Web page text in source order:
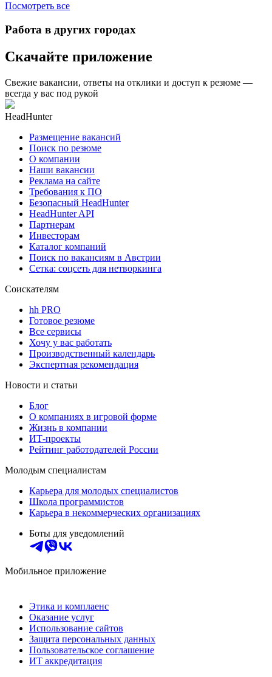
Посмотреть все
Работа в других городах
Скачайте приложение
Свежие вакансии, ответы на отклики и доступ к резюме —
всегда у вас под рукой
HeadHunter
Размещение вакансий
Поиск по резюме
О компании
Наши вакансии
Реклама на сайте
Требования к ПО
Безопасный HeadHunter
HeadHunter API
Партнерам
Инвесторам
Каталог компаний
Поиск по вакансиям в Австрии
Сетка: соцсеть для нетворкинга
Соискателям
hh PRO
Готовое резюме
Все сервисы
Хочу у вас работать
Производственный календарь
Экспертная рекомендация
Новости и статьи
Блог
О компаниях в игровой форме
Жизнь в компании
ИТ-проекты
Рейтинг работодателей России
Молодым специалистам
Карьера для молодых специалистов
Школа программистов
Карьера в некоммерческих организациях
Боты для уведомлений
Мобильное приложение
Этика и комплаенс
Оказание услуг
Использование сайтов
Защита персональных данных
Пользовательское соглашение
ИТ аккредитация